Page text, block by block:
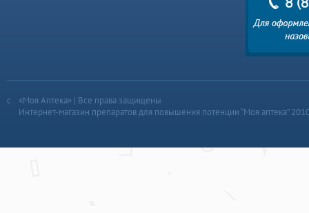
«Моя Аптека» | Все права защищены
Интернет-магазин препаратов для повышения потенции “Моя аптека”